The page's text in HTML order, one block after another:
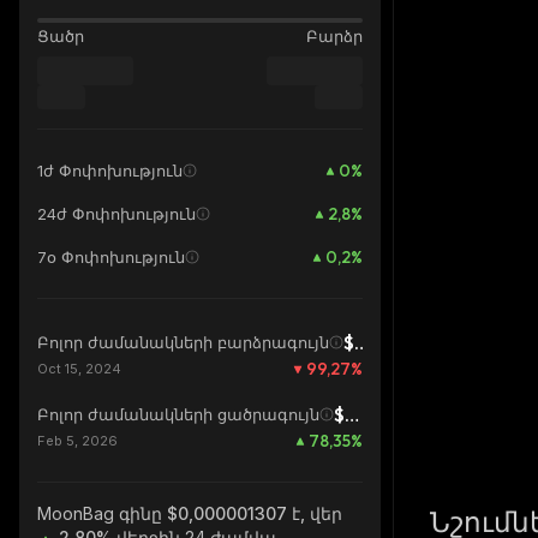
Ցածր Բարձր
1ժ Փոփոխություն 0%
24ժ Փոփոխություն 2,8%
7օ Փոփոխություն 0,2%
Բոլոր ժամանակների բարձրագույն $0,0001796
Oct 15, 2024 99,27%
Բոլոր ժամանակների ցածրագույն $0,000000733
Feb 5, 2026 78,35%
MoonBag գինը $0,000001307 է, վեր